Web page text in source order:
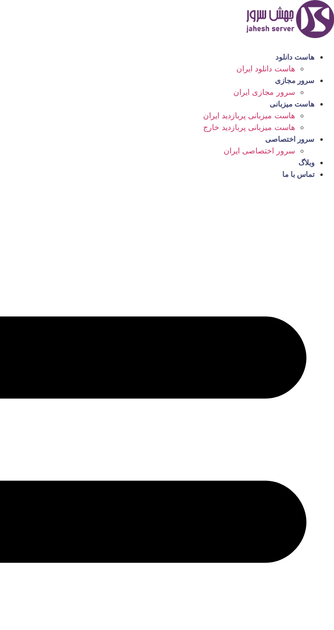
پرش
به
محتوا
هاست دانلود
هاست دانلود ایران
سرور مجازی
سرور مجازی ایران
هاست میزبانی
هاست میزبانی پربازدید ایران
هاست میزبانی پربازدید خارج
سرور اختصاصی
سرور اختصاصی ایران
وبلاگ
تماس با ما